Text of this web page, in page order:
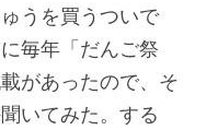
うを買うついで
毎年「だんご祭
があったので、そ
いてみた。する